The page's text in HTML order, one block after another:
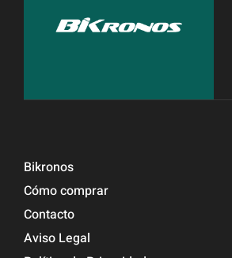
Bikronos
Cómo comprar
Contacto
Aviso Legal